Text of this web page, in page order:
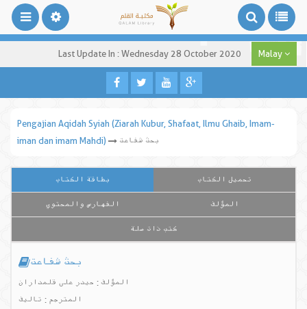
Last Update In : Wednesday 28 October 2020 Malay
Pengajian Aqidah Syiah (Ziarah Kubur, Shafaat, Ilmu Ghaib, Imam-
iman dan imam Mahdi)
بحث شفاعت
بطاقة الكتاب تحميل الكتاب
الفهارس والمحتوي المؤلف
كتب ذات صلة
بحث شفاعت
المؤلف : حیدر علی قلمداران
المترجم : تالیف